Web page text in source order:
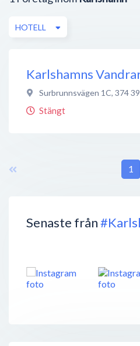
Senaste från
HOTELL
Karlshamns
Surbrunnsvägen 1C, 374 39
Stängt
1